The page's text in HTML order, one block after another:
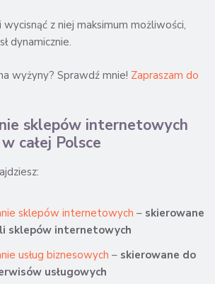
z niej maksimum możliwości,
dynamicznie.
wyżyny? Sprawdź mnie! Zapraszam do
sklepów internetowych
całej Polsce
sklepów internetowych – skierowane
sklepów internetowych
usług biznesowych – skierowane do
usługowych